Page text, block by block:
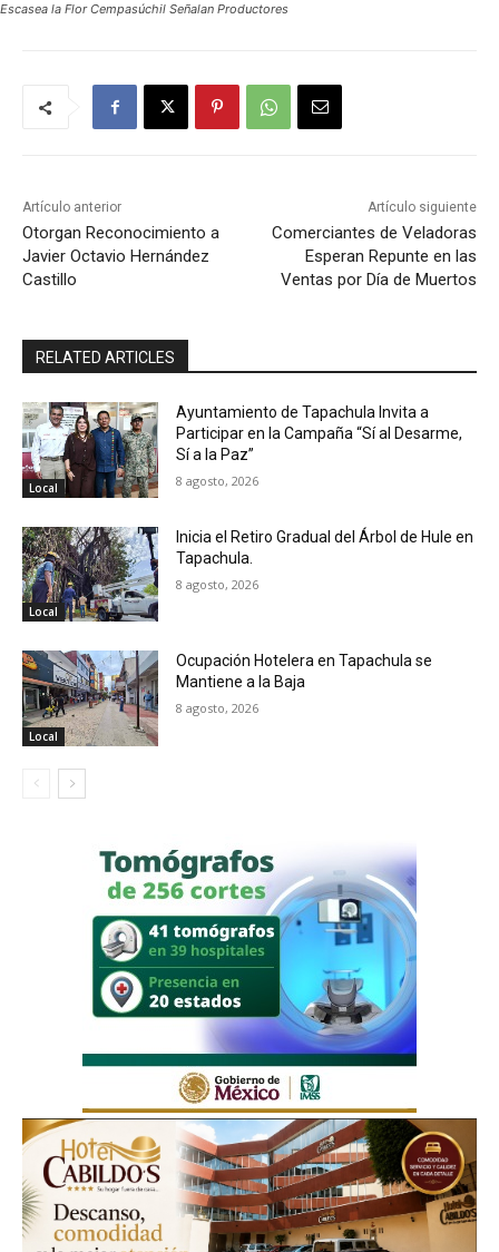
Escasea la Flor Cempasúchil Señalan Productores
Artículo anterior
Otorgan Reconocimiento a
Javier Octavio Hernández
Castillo
Artículo siguiente
Comerciantes de Veladoras
Esperan Repunte en las
Ventas por Día de Muertos
RELATED ARTICLES
Local
Ayuntamiento de Tapachula Invita a
Participar en la Campaña “Sí al Desarme,
Sí a la Paz”
8 agosto, 2026
Local
Inicia el Retiro Gradual del Árbol de Hule en
Tapachula.
8 agosto, 2026
Local
Ocupación Hotelera en Tapachula se
Mantiene a la Baja
8 agosto, 2026